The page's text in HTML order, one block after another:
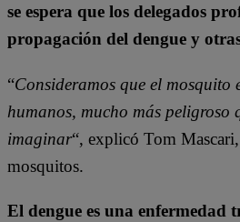
se espera que los delegados
propagación del dengue y
“Consideramos que el
humanos, mucho más
imaginar“, explicó Tom
mosquitos.
El dengue es una enfermedad